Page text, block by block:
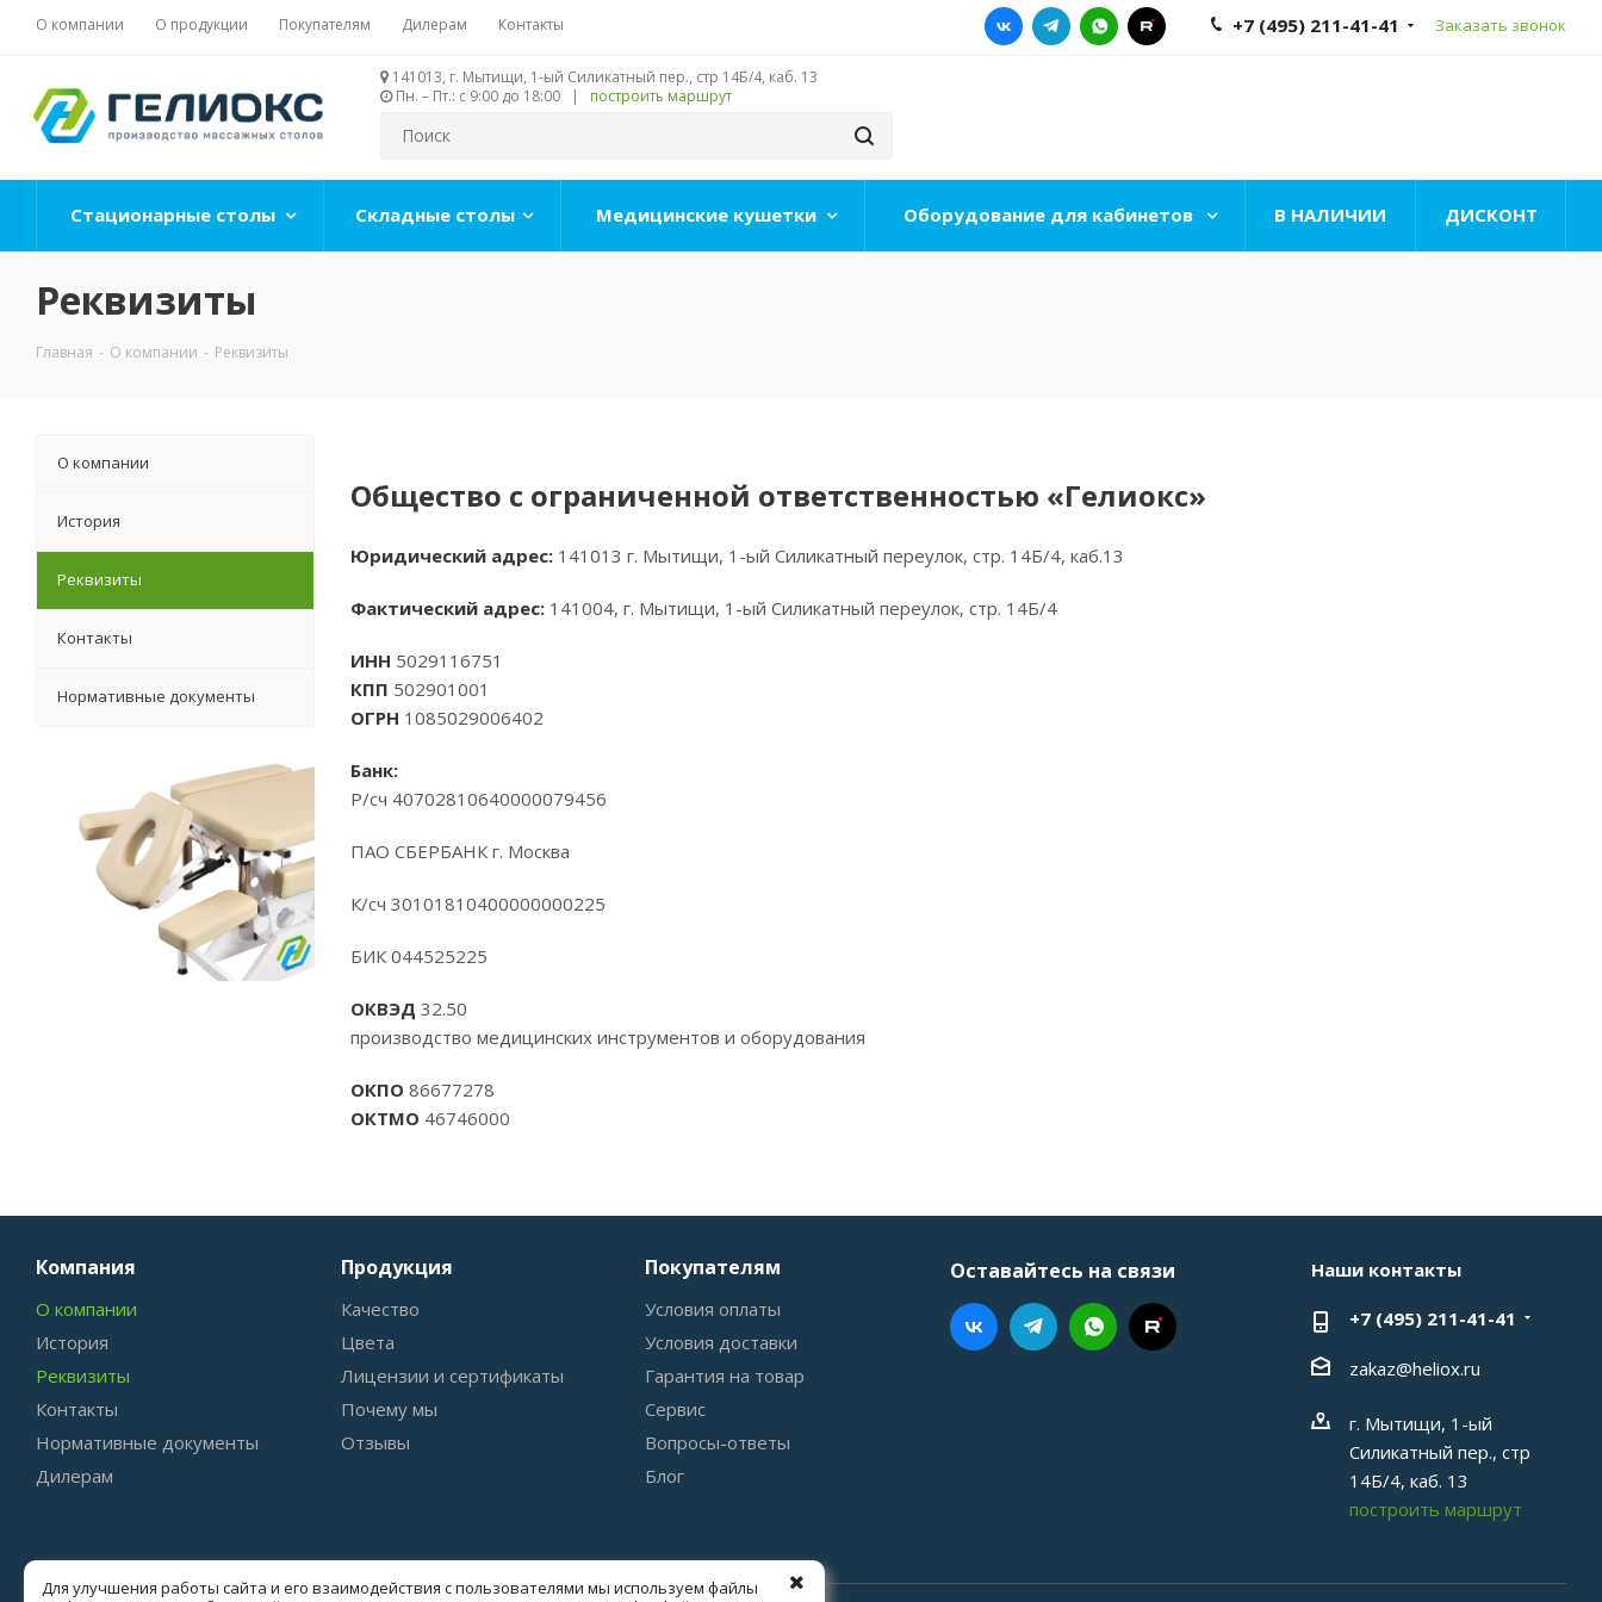
О компании О продукции Покупателям Дилерам Контакты +7 (495) 211-41-41 Заказать звонок
141013, г. Мытищи, 1-ый Силикатный пер., стр 14Б/4, каб. 13
Пн. – Пт.: с 9:00 до 18:00 | построить маршрут
Стационарные столы Складные столы Медицинские кушетки Оборудование для кабинетов В НАЛИЧИИ ДИСКОНТ
Реквизиты
Главная - О компании - Реквизиты
Общество с ограниченной ответственностью «Гелиокс»
Юридический адрес: 141013 г. Мытищи, 1-ый Силикатный переулок, стр. 14Б/4, каб.13
Фактический адрес: 141004, г. Мытищи, 1-ый Силикатный переулок, стр. 14Б/4
ИНН 5029116751
КПП 502901001
ОГРН 1085029006402
Банк:
Р/сч 40702810640000079456
ПАО СБЕРБАНК г. Москва
К/сч 30101810400000000225
БИК 044525225
ОКВЭД 32.50
производство медицинских инструментов и оборудования
ОКПО 86677278
ОКТМО 46746000
О компании
История
Реквизиты
Контакты
Нормативные документы
Компания
О компании
История
Реквизиты
Контакты
Нормативные документы
Дилерам
Продукция
Качество
Цвета
Лицензии и сертификаты
Почему мы
Отзывы
Покупателям
Условия оплаты
Условия доставки
Гарантия на товар
Сервис
Вопросы-ответы
Блог
Оставайтесь на связи Наши контакты
+7 (495) 211-41-41
zakaz@heliox.ru
г. Мытищи, 1-ый
Силикатный пер., стр
14Б/4, каб. 13
построить маршрут
Для улучшения работы сайта и его взаимодействия с пользователями мы используем файлы